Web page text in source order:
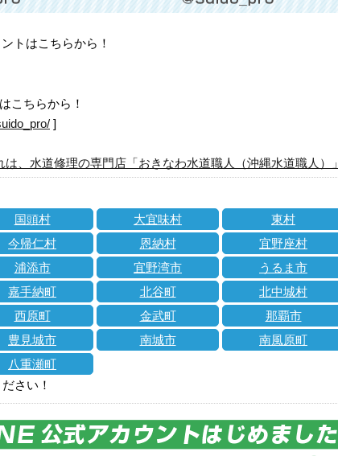
トはこちらから！
こちらから！
]
、水道修理の専門店「おきなわ水道職人（沖縄水道職人）」
国頭村 大宜味村
東村
今帰仁村 恩納村
宜野座村
浦添市 宜野湾市
うるま市
嘉手納町 北谷町
北中城村
西原町 金武町
那覇市
豊見城市 南城市
南風原町
八重瀬町
さい！